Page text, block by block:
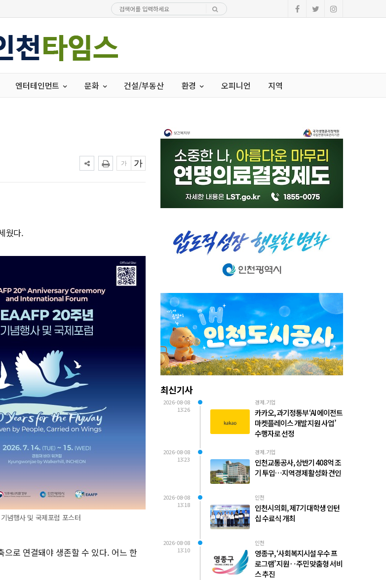
엔터테인먼트 문화 건설/부동산 환경 오피니언 지역
웠다.
념행사 및 국제포럼 포스터
으로 연결돼야 생존할 수 있다. 어느 한
최신기사
2026-08-08
13:26
경제.기업
카카오, 과기정통부 ‘AI 에이전트
마켓플레이스 개발 지원 사업’
수행자로 선정
2026-08-08
13:23
경제.기업
인천교통공사, 상반기 408억 조
기 투입…지역경제 활성화 견인
2026-08-08
13:18
인천
인천시의회, 제7기 대학생 인턴
십 수료식 개최
2026-08-08
13:10
인천
영종구, ‘사회복지시설 우수 프
로그램’ 지원‥주민 맞춤형 서비
스 추진